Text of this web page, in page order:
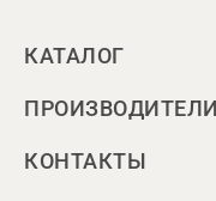
КАТАЛОГ
ПРОИЗВОДИТЕЛИ
КОНТАКТЫ